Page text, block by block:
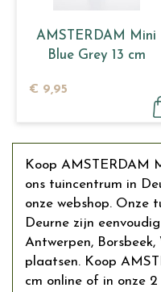
AMSTERDAM Mini
Blue Grey 13 cm
€ 9,95
Koop AMSTERDAM
ons tuincentrum in
onze webshop. Onze
Deurne zijn
Antwerpen,
plaatsen. Koop
cm online of in onze